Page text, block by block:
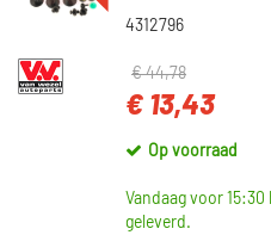
4312796
€ 44,78
€ 13,43
Op voorraad
Vandaag voor
geleverd.